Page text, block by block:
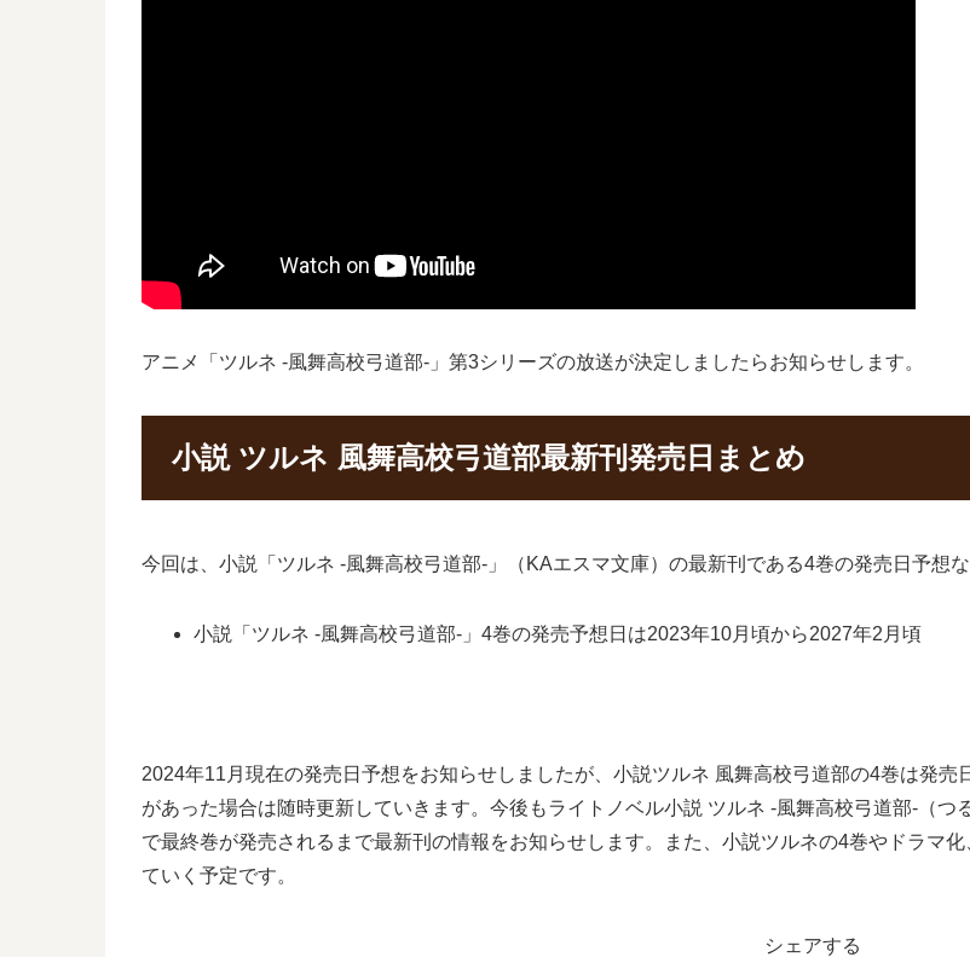
アニメ「ツルネ -風舞高校弓道部-」第3シリーズの放送が決定しましたらお知らせします。
小説 ツルネ 風舞高校弓道部最新刊発売日まとめ
今回は、小説「ツルネ -風舞高校弓道部-」（KAエスマ文庫）の最新刊である4巻の発売日予想な
小説「ツルネ -風舞高校弓道部-」4巻の発売予想日は2023年10月頃から2027年2月頃
2024年11月現在の発売日予想をお知らせしましたが、小説ツルネ 風舞高校弓道部の4巻は発
があった場合は随時更新していきます。今後もライトノベル小説 ツルネ -風舞高校弓道部-（
で最終巻が発売されるまで最新刊の情報をお知らせします。また、小説ツルネの4巻やドラマ
ていく予定です。
シェアする